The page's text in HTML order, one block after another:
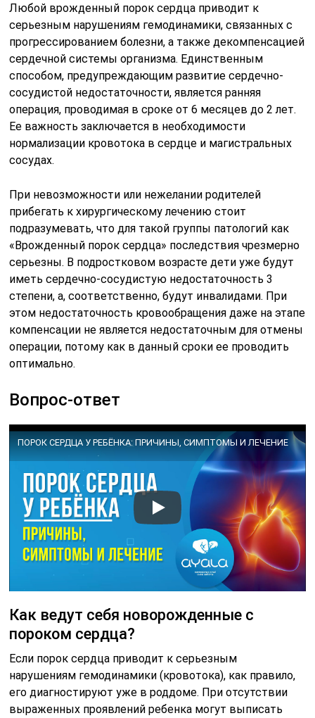
Любой врожденный порок сердца приводит к
серьезным нарушениям гемодинамики, связанных с
прогрессированием болезни, а также декомпенсацией
сердечной системы организма. Единственным
способом, предупреждающим развитие сердечно-
сосудистой недостаточности, является ранняя
операция, проводимая в сроке от 6 месяцев до 2 лет.
Ее важность заключается в необходимости
нормализации кровотока в сердце и магистральных
сосудах.
При невозможности или нежелании родителей
прибегать к хирургическому лечению стоит
подразумевать, что для такой группы патологий как
«Врожденный порок сердца» последствия чрезмерно
серьезны. В подростковом возрасте дети уже будут
иметь сердечно-сосудистую недостаточность 3
степени, а, соответственно, будут инвалидами. При
этом недостаточность кровообращения даже на этапе
компенсации не является недостаточным для отмены
операции, потому как в данный сроки ее проводить
оптимально.
Вопрос-ответ
ПОРОК СЕРДЦА У РЕБЁНКА: ПРИЧИНЫ, СИМПТОМЫ И ЛЕЧЕНИЕ
Как ведут себя новорожденные с
пороком сердца?
Если порок сердца приводит к серьезным
нарушениям гемодинамики (кровотока), как правило,
его диагностируют уже в роддоме. При отсутствии
выраженных проявлений ребенка могут выписать